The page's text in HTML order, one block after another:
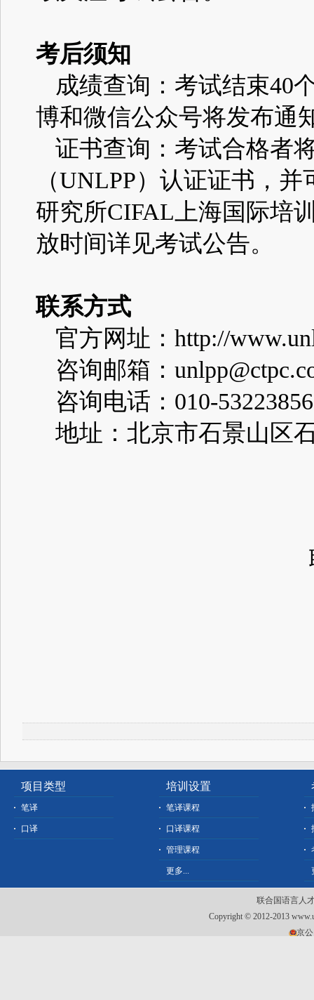
考后须知
成绩查询：考试结束40
博和微信公众号将发布通
证书查询：考试合格者
（UNLPP） 认证证书，并
研究所CIFAL 上海国际培
放时间详见考试公告。
联系方式
官方网址： http://
咨询邮箱：
咨询电话： 010-
地址：北京市石景山区
项目类型
笔译
口译
培训设置
笔译课程
口译课程
管理课程
更多...
联合国语言人
Copyright © 2012-2013
京